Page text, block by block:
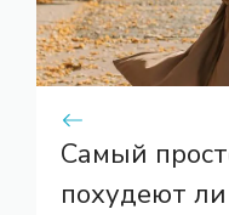
Самый
похудеют